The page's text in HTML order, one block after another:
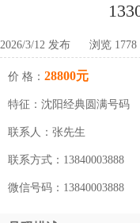
2026/3/12 发布 浏览 1778
价 格： 28800元
特征： 沈阳经典圆满号码
联系人： 张先生
联系方式： 13840003888
微信号码： 13840003888